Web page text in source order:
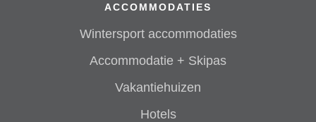
ACCOMMODATIES
Wintersport accommodaties
Accommodatie + Skipas
Vakantiehuizen
Hotels